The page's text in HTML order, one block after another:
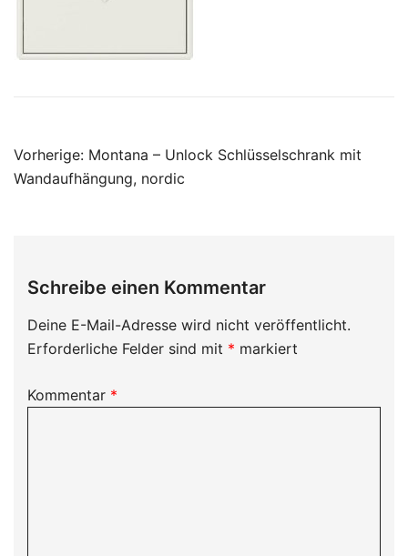
Beitragsnavigation
Vorherige: Montana – Unlock Schlüsselschrank mit
Wandaufhängung, nordic
Schreibe einen Kommentar
Deine E-Mail-Adresse wird nicht veröffentlicht.
Erforderliche Felder sind mit * markiert
Kommentar *